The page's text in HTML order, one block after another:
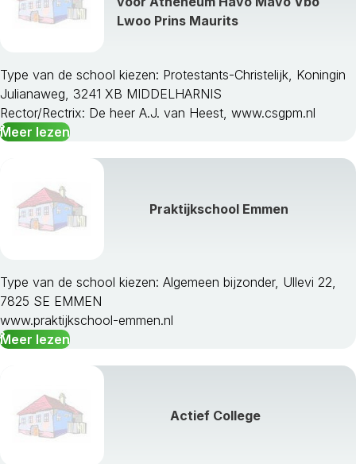
Lwoo Prins Maurits
Type van de school kiezen: Protestants-Christelijk, Koningin
Julianaweg, 3241 XB MIDDELHARNIS
Rector/Rectrix: De heer A.J. van Heest, www.csgpm.nl
Meer lezen
Praktijkschool Emmen
Type van de school kiezen: Algemeen bijzonder, Ullevi 22,
7825 SE EMMEN
www.praktijkschool-emmen.nl
Meer lezen
Actief College